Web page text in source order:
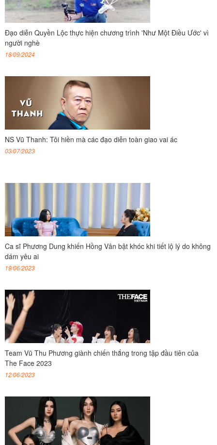
Đạo diễn Quyền Lộc thực hiện chương trình 'Như Một Điều Ước' vì
người nghè
18/09/2024
NS Vũ Thanh: Tôi hiền mà các đạo diễn toàn giao vai ác
03/07/2023
Ca sĩ Phương Dung khiến Hồng Vân bật khóc khi tiết lộ lý do không
dám yêu ai
19/06/2023
Team Vũ Thu Phương giành chiến thắng trong tập đầu tiên của
The Face 2023
12/06/2023